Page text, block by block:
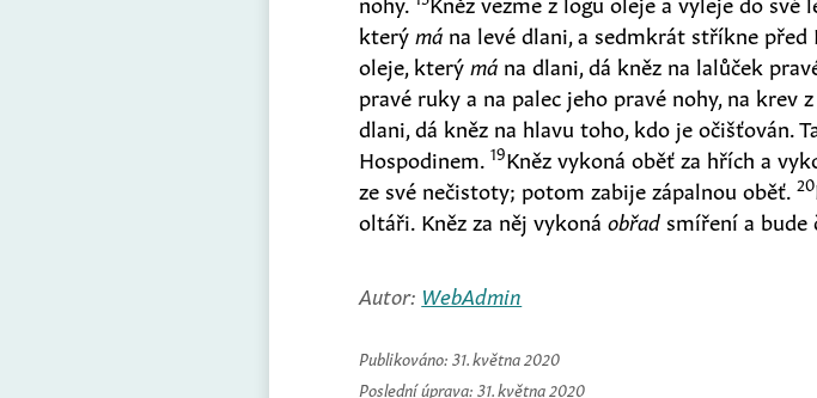
který má na levé dlani, a sedmkrát stříkne
oleje, který má na dlani, dá kněz na lalůček
pravé ruky a na palec jeho pravé nohy, na krev
dlani, dá kněz na hlavu toho, kdo je očišťován.
Hospodinem.19Kněz vykoná oběť za hřích a
ze své nečistoty; potom zabije zápalnou oběť.20
oltáři. Kněz za něj vykonáobřad smíření a bude
Autor: WebAdmin
Publikováno: 31. května 2020
Poslední úprava: 31. května 2020